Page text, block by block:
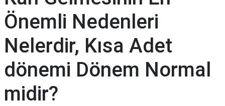
Önemli Nedenleri
Nelerdir, Kısa Adet
dönemi Dönem Normal
midir?